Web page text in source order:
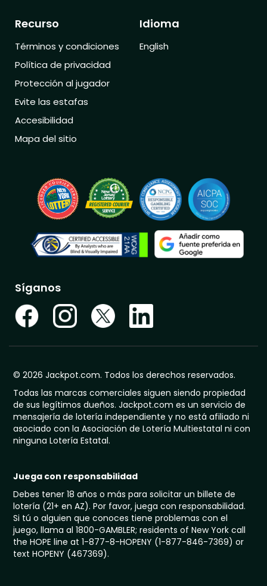
Recurso
Términos y condiciones
Política de privacidad
Protección al jugador
Evite las estafas
Accesibilidad
Mapa del sitio
Idioma
English
Síganos
© 2026 Jackpot.com. Todos los derechos reservados.
Todas las marcas comerciales siguen siendo propiedad
de sus legítimos dueños. Jackpot.com es un servicio de
mensajería de lotería independiente y no está afiliado ni
asociado con la Asociación de Lotería Multiestatal ni con
ninguna Lotería Estatal.
Juega con responsabilidad
Debes tener 18 años o más para solicitar un billete de
lotería (21+ en AZ). Por favor, juega con responsabilidad.
Si tú o alguien que conoces tiene problemas con el
juego, llama al 1800-GAMBLER; residents of New York call
the HOPE line at 1-877-8-HOPENY (1-877-846-7369) or
text HOPENY (467369).